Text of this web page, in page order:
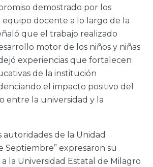
demostrado por los
equipo docente a lo largo de la
que el trabajo realizado
motor de los niños y niñas
experiencias que fortalecen
de la institución
el impacto positivo del
entre la universidad y la
autoridades de la Unidad
Septiembre” expresaron su
la Universidad Estatal de Milagro